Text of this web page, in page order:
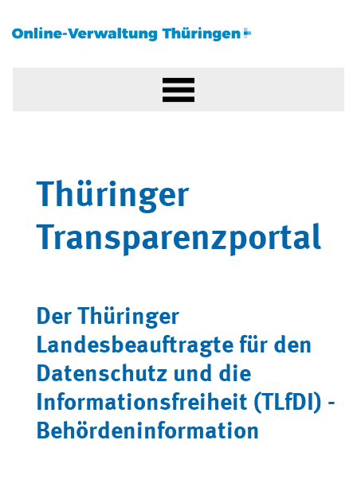
Thüringer
Transparenzportal
Der Thüringer
Landesbeauftragte für den
Datenschutz und die
Informationsfreiheit (TLfDI) -
Behördeninformation